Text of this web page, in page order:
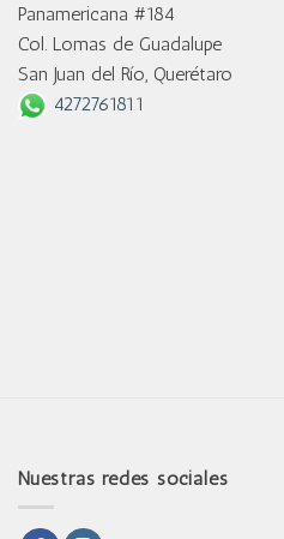
Panamericana #184
Col. Lomas de Guadalupe
San Juan del Río, Querétaro
4272761811
Nuestras redes sociales